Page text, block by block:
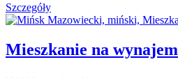
Szczegóły
Mieszkanie na wynajem